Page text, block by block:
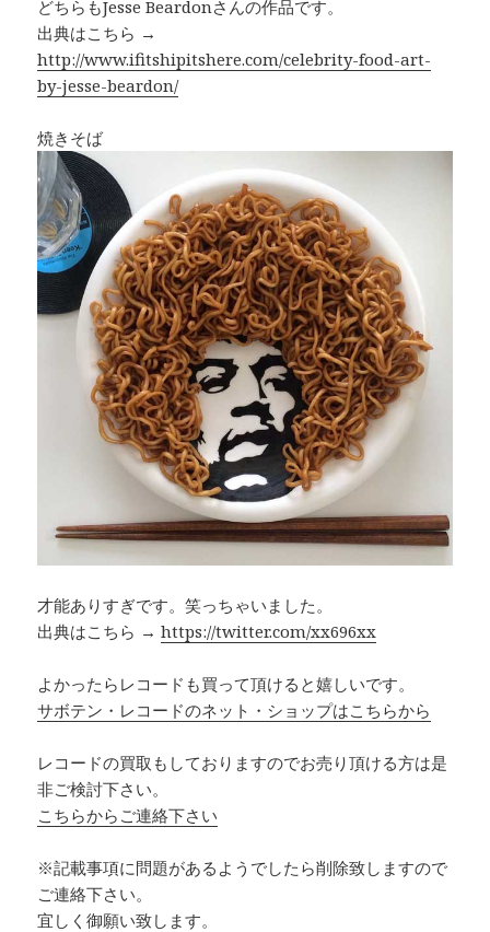
どちらもJesse Beardonさんの作品です。
出典はこちら →
http://www.ifitshipitshere.com/celebrity-food-art-
by-jesse-beardon/
焼きそば
才能ありすぎです。笑っちゃいました。
出典はこちら →https://twitter.com/xx696xx
よかったらレコードも買って頂けると嬉しいです。
サボテン・レコードのネット・ショップはこちらから
レコードの買取もしておりますのでお売り頂ける方は是
非ご検討下さい。
こちらからご連絡下さい
※記載事項に問題があるようでしたら削除致しますので
ご連絡下さい。
宜しく御願い致します。